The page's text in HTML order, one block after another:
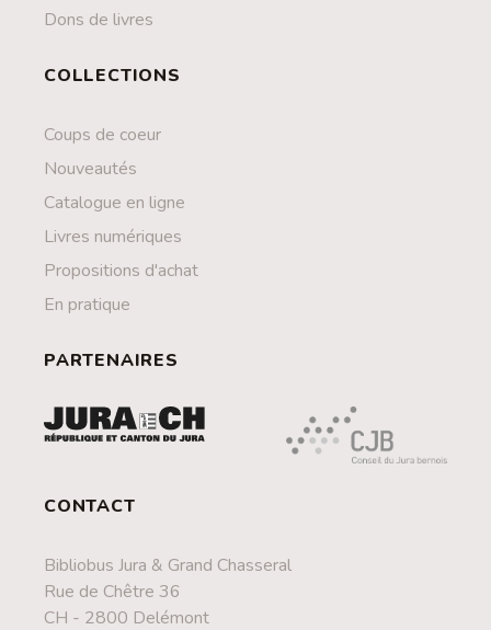
Dons de livres
COLLECTIONS
Coups de coeur
Nouveautés
Catalogue en ligne
Livres numériques
Propositions d'achat
En pratique
PARTENAIRES
CONTACT
Bibliobus Jura & Grand Chasseral
Rue de Chêtre 36
CH - 2800 Delémont